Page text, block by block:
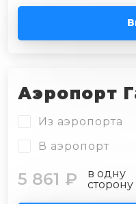
Аэропорт
Из аэропорта
В аэропорт
5 861 ₽
в одну
сторону